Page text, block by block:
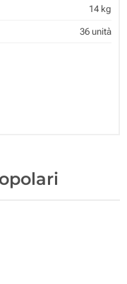
14 kg
36 unità